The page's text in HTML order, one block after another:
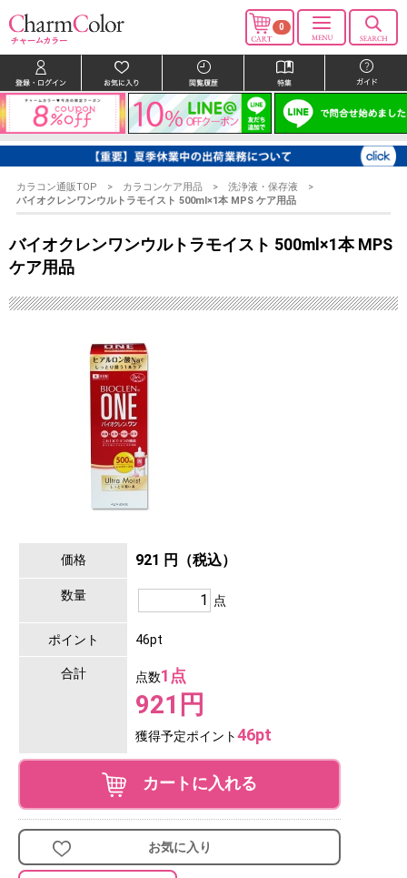
0
カラコン通販TOP カラコンケア用品
洗浄液・保存液
バイオクレンワンウルトラモイスト 500ml×1本 MPS ケア用品
バイオクレンワンウルトラモイスト 500ml×1本 MPS
ケア用品
価格 921 円（税込）
数量 点
ポイント 46pt
合計 点数1点
921円
獲得予定ポイント46pt
カートに入れる
お気に入り